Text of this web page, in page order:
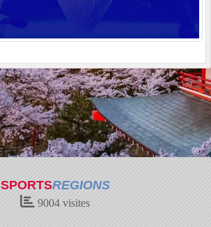
SPORTSREGIONS
9004 visites